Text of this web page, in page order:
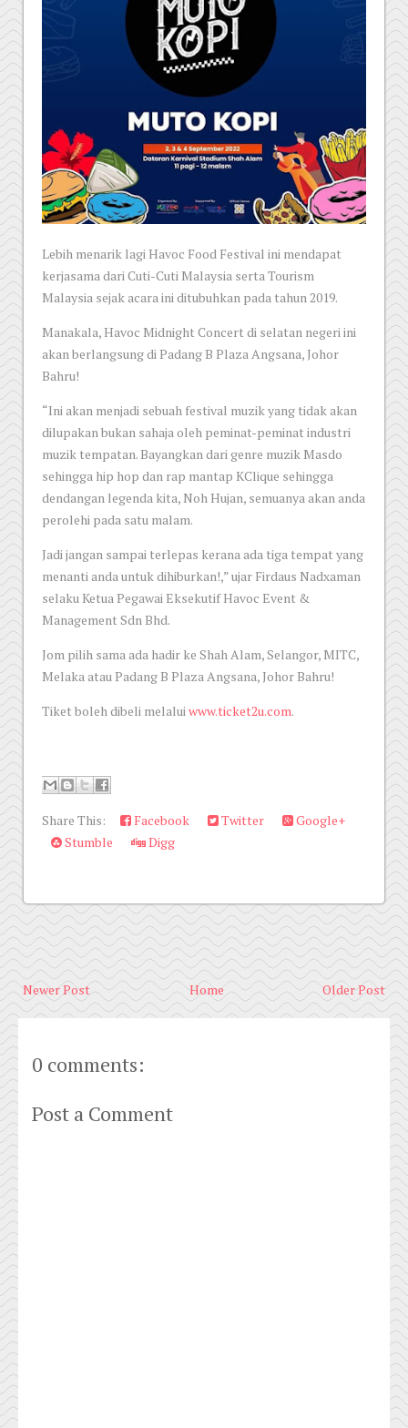
Lebih menarik lagi Havoc Food Festival ini mendapat
kerjasama dari Cuti-Cuti Malaysia serta Tourism
Malaysia sejak acara ini ditubuhkan pada tahun 2019.
Manakala, Havoc Midnight Concert di selatan negeri ini
akan berlangsung di Padang B Plaza Angsana, Johor
Bahru!
“Ini akan menjadi sebuah festival muzik yang tidak akan
dilupakan bukan sahaja oleh peminat-peminat industri
muzik tempatan. Bayangkan dari genre muzik Masdo
sehingga hip hop dan rap mantap KClique sehingga
dendangan legenda kita, Noh Hujan, semuanya akan anda
perolehi pada satu malam.
Jadi jangan sampai terlepas kerana ada tiga tempat yang
menanti anda untuk dihiburkan!,” ujar Firdaus Nadxaman
selaku Ketua Pegawai Eksekutif Havoc Event &
Management Sdn Bhd.
Jom pilih sama ada hadir ke Shah Alam, Selangor, MITC,
Melaka atau Padang B Plaza Angsana, Johor Bahru!
Tiket boleh dibeli melaluiwww.ticket2u.com.
Share This: Facebook Twitter
Google+
Stumble
Digg
Newer Post Older Post
Home
0 comments:
Post a Comment